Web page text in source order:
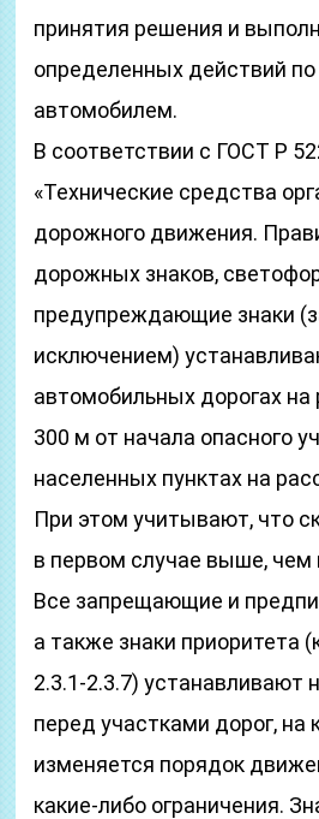
принятия решения и
определенных действий
автомобилем.
В соответствии с ГОСТ Р
«Технические средства
дорожного движения.
дорожных знаков,
предупреждающие знаки
исключением)
автомобильных дорогах на
300 м от начала опасного
населенных пунктах на
При этом учитывают, что
в первом случае выше, чем
Все запрещающие и
а также знаки приоритета
2.3.1-2.3.7) устанавливают
перед участками дорог, на
изменяется порядок
какие-либо ограничения.